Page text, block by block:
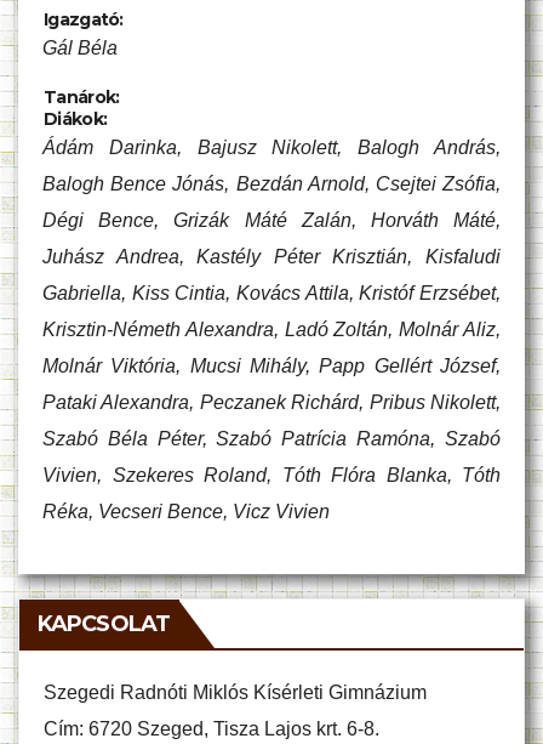
Igazgató:
Gál Béla
Tanárok:
Diákok:
Ádám Darinka, Bajusz Nikolett, Balogh András,
Balogh Bence Jónás, Bezdán Arnold, Csejtei Zsófia,
Dégi Bence, Grizák Máté Zalán, Horváth Máté,
Juhász Andrea, Kastély Péter Krisztián, Kisfaludi
Gabriella, Kiss Cintia, Kovács Attila, Kristóf Erzsébet,
Krisztin-Németh Alexandra, Ladó Zoltán, Molnár Aliz,
Molnár Viktória, Mucsi Mihály, Papp Gellért József,
Pataki Alexandra, Peczanek Richárd, Pribus Nikolett,
Szabó Béla Péter, Szabó Patrícia Ramóna, Szabó
Vivien, Szekeres Roland, Tóth Flóra Blanka, Tóth
Réka, Vecseri Bence, Vicz Vivien
KAPCSOLAT
Szegedi Radnóti Miklós Kísérleti Gimnázium
Cím: 6720 Szeged, Tisza Lajos krt. 6-8.